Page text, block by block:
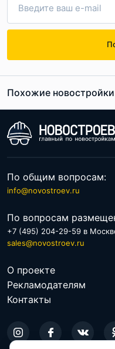
Похожие новостройки
По расположению
По общим вопросам:
info@novostroev.ru
По вопросам
+7 (495) 204-29-59 в
sales@novostroev.ru
О проекте
Рекламодателям
Контакты